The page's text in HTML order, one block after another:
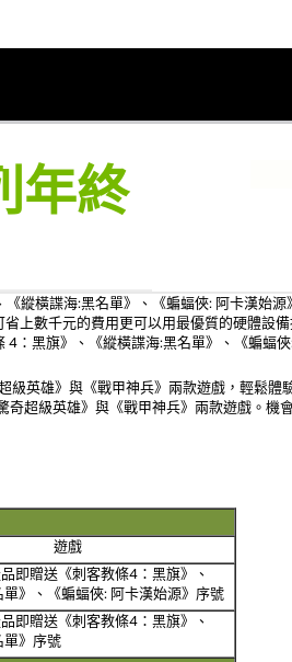
年終
縱橫諜海:黑名單》、《蝙蝠俠: 阿卡漢始
上數千元的費用更可以用最優質的硬體設
：黑旗》、《縱橫諜海:黑名單》、《蝙蝠
英雄》與《戰甲神兵》兩款遊戲，輕鬆體
奇超級英雄》與《戰甲神兵》兩款遊戲。機
遊戲
即贈送《刺客教條4：黑旗》、
單》、《蝙蝠俠: 阿卡漢始源》序號
即贈送《刺客教條4：黑旗》、
單》序號